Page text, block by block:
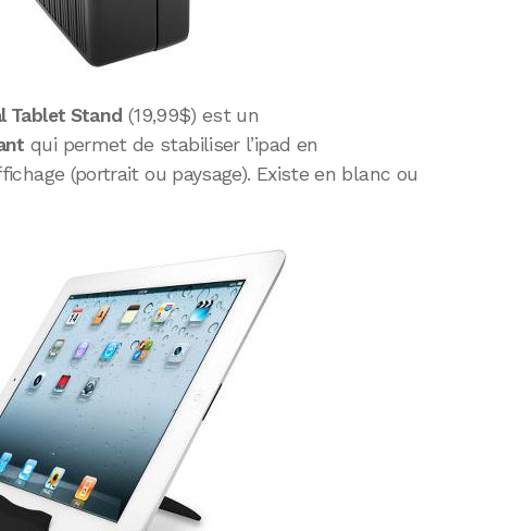
Tablet Stand (19,99$) est un
qui permet de stabiliser l’ipad en
(portrait ou paysage). Existe en blanc ou